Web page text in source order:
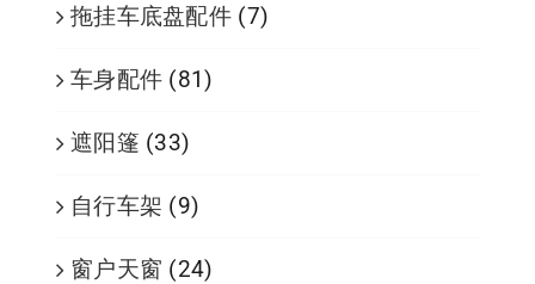
拖挂车底盘配件 (7)
车身配件 (81)
遮阳篷 (33)
自行车架 (9)
窗户天窗 (24)